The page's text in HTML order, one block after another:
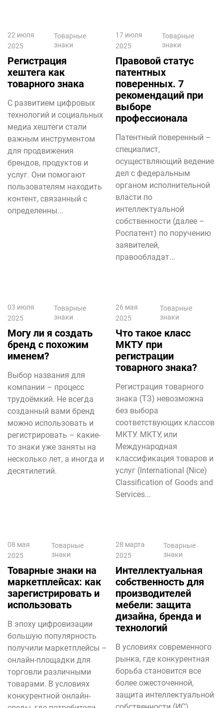
22 июля
2025
Товарные
знаки
Регистрация
хештега как
товарного знака
С развитием цифровых
технологий и социальных
медиа хештеги стали
важным инструментом
для продвижения
брендов, продуктов и
услуг. Они помогают
пользователям находить
контент, связанный с
определенны...
17 июля
2025
Товарные
знаки
Правовой статус
патентных
поверенных. 7
рекомендаций при
выборе
профессионала
Патентный поверенный –
специалист,
осуществляющий ведение
дел с федеральным
органом исполнительной
власти по
интеллектуальной
собственности (далее –
Роспатент) по поручению
заявителей,
правообладат...
03 июля
2025
Товарные
знаки
Могу ли я создать
бренд с похожим
именем?
Выбор названия для
компании – процесс
трудоёмкий. Не всегда
созданный вами бренд
можно использовать и
регистрировать – какие-
то знаки уже заняты на
несколько лет, а иногда и
десятилетий.
26 мая
2025
Товарные
знаки
Что такое класс
МКТУ при
регистрации
товарного знака?
Регистрация товарного
знака (ТЗ) невозможна
без выбора
соответствующих классов
МКТУ. МКТУ, или
Международная
классификация товаров и
услуг (International (Nice)
Classification of Goods and
Services...
08 мая
2025
Товарные
знаки
Товарные знаки на
маркетплейсах: как
зарегистрировать и
использовать
В эпоху цифровизации
большую популярность
получили маркетплейсы –
онлайн-площадки для
торговли различными
товарами. В условиях
конкурентной онлайн-
28 марта
2025
Товарные
знаки
Интеллектуальная
собственность для
производителей
мебели: защита
дизайна, бренда и
технологий
В условиях современного
рынка, где конкурентная
борьба становится все
более ожесточенной,
защита интеллектуальной